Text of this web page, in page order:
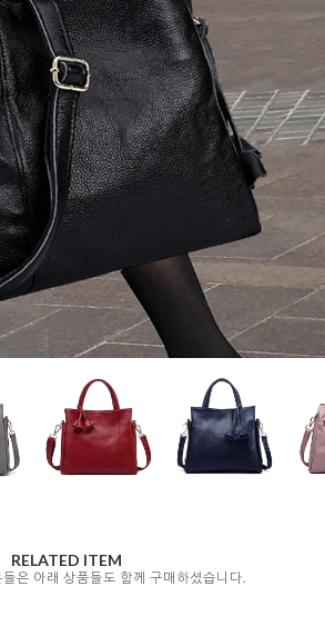
RELATED ITEM
은 아래 상품들도 함께 구매하셨습니다.